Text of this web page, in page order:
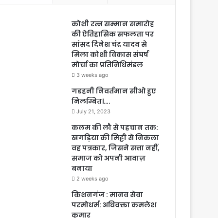
कोशी रत्न सम्मान समारोह
की ऐतिहासिक सफलता पर
सांसद दिनेश चंद्र यादव से
मिला कोशी विकास संघर्ष
मोर्चा का प्रतिनिधिमंडल
3 weeks ago
गडहनी निवर्तमान सीओ हुए
निलम्बित।….
July 21, 2023
कलम की लौ से पहचान तक:
खगड़िया की मिट्टी से निकला
वह पत्रकार, जिसने सत्ता नहीं,
समाज को अपनी आवाज़
बनाया
2 weeks ago
किशनगंज : मानव सेवा
परमोधर्म: अधिवक्ता कमलेश
कुमार